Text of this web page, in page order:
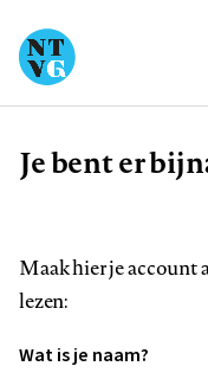
Kruimelpad
Je bent er
Maak hier je account
lezen:
Wat is je naam?